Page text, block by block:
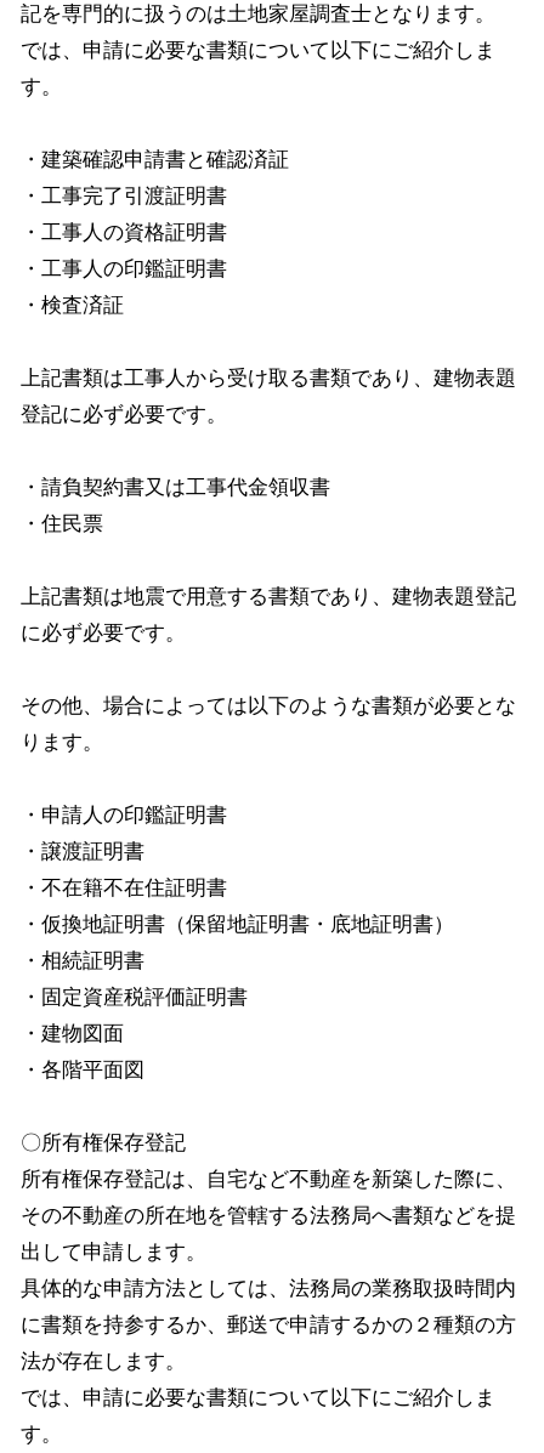
記を専門的に扱うのは土地家屋調査士となります。
では、申請に必要な書類について以下にご紹介しま
す。
・建築確認申請書と確認済証
・工事完了引渡証明書
・工事人の資格証明書
・工事人の印鑑証明書
・検査済証
上記書類は工事人から受け取る書類であり、建物表題
登記に必ず必要です。
・請負契約書又は工事代金領収書
・住民票
上記書類は地震で用意する書類であり、建物表題登記
に必ず必要です。
その他、場合によっては以下のような書類が必要とな
ります。
・申請人の印鑑証明書
・譲渡証明書
・不在籍不在住証明書
・仮換地証明書（保留地証明書・底地証明書）
・相続証明書
・固定資産税評価証明書
・建物図面
・各階平面図
〇所有権保存登記
所有権保存登記は、自宅など不動産を新築した際に、
その不動産の所在地を管轄する法務局へ書類などを提
出して申請します。
具体的な申請方法としては、法務局の業務取扱時間内
に書類を持参するか、郵送で申請するかの２種類の方
法が存在します。
では、申請に必要な書類について以下にご紹介しま
す。